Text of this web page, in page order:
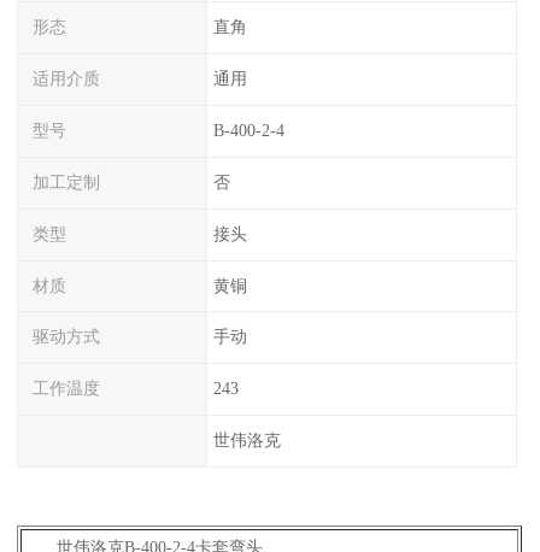
形态 直角
适用介质 通用
型号 B-400-2-4
加工定制 否
类型 接头
材质 黄铜
驱动方式 手动
工作温度 243
世伟洛克
世伟洛克B-400-2-4卡套弯头